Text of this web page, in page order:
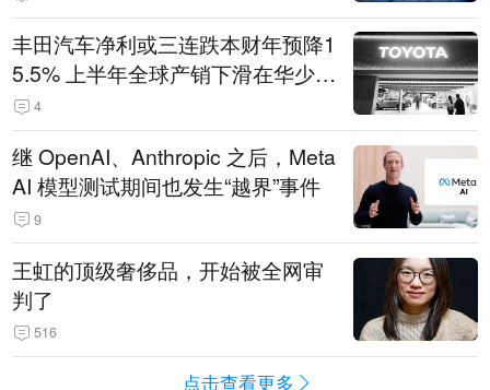
丰田汽车净利或三连跌本财年预降1
5.5% 上半年全球产销下滑在华少卖
14.3万辆
4
继 OpenAI、Anthropic 之后，Meta
AI 模型测试期间也发生“越界”事件
9
王虹的顶级奢侈品，开始被全网审
判了
516
点击查看更多